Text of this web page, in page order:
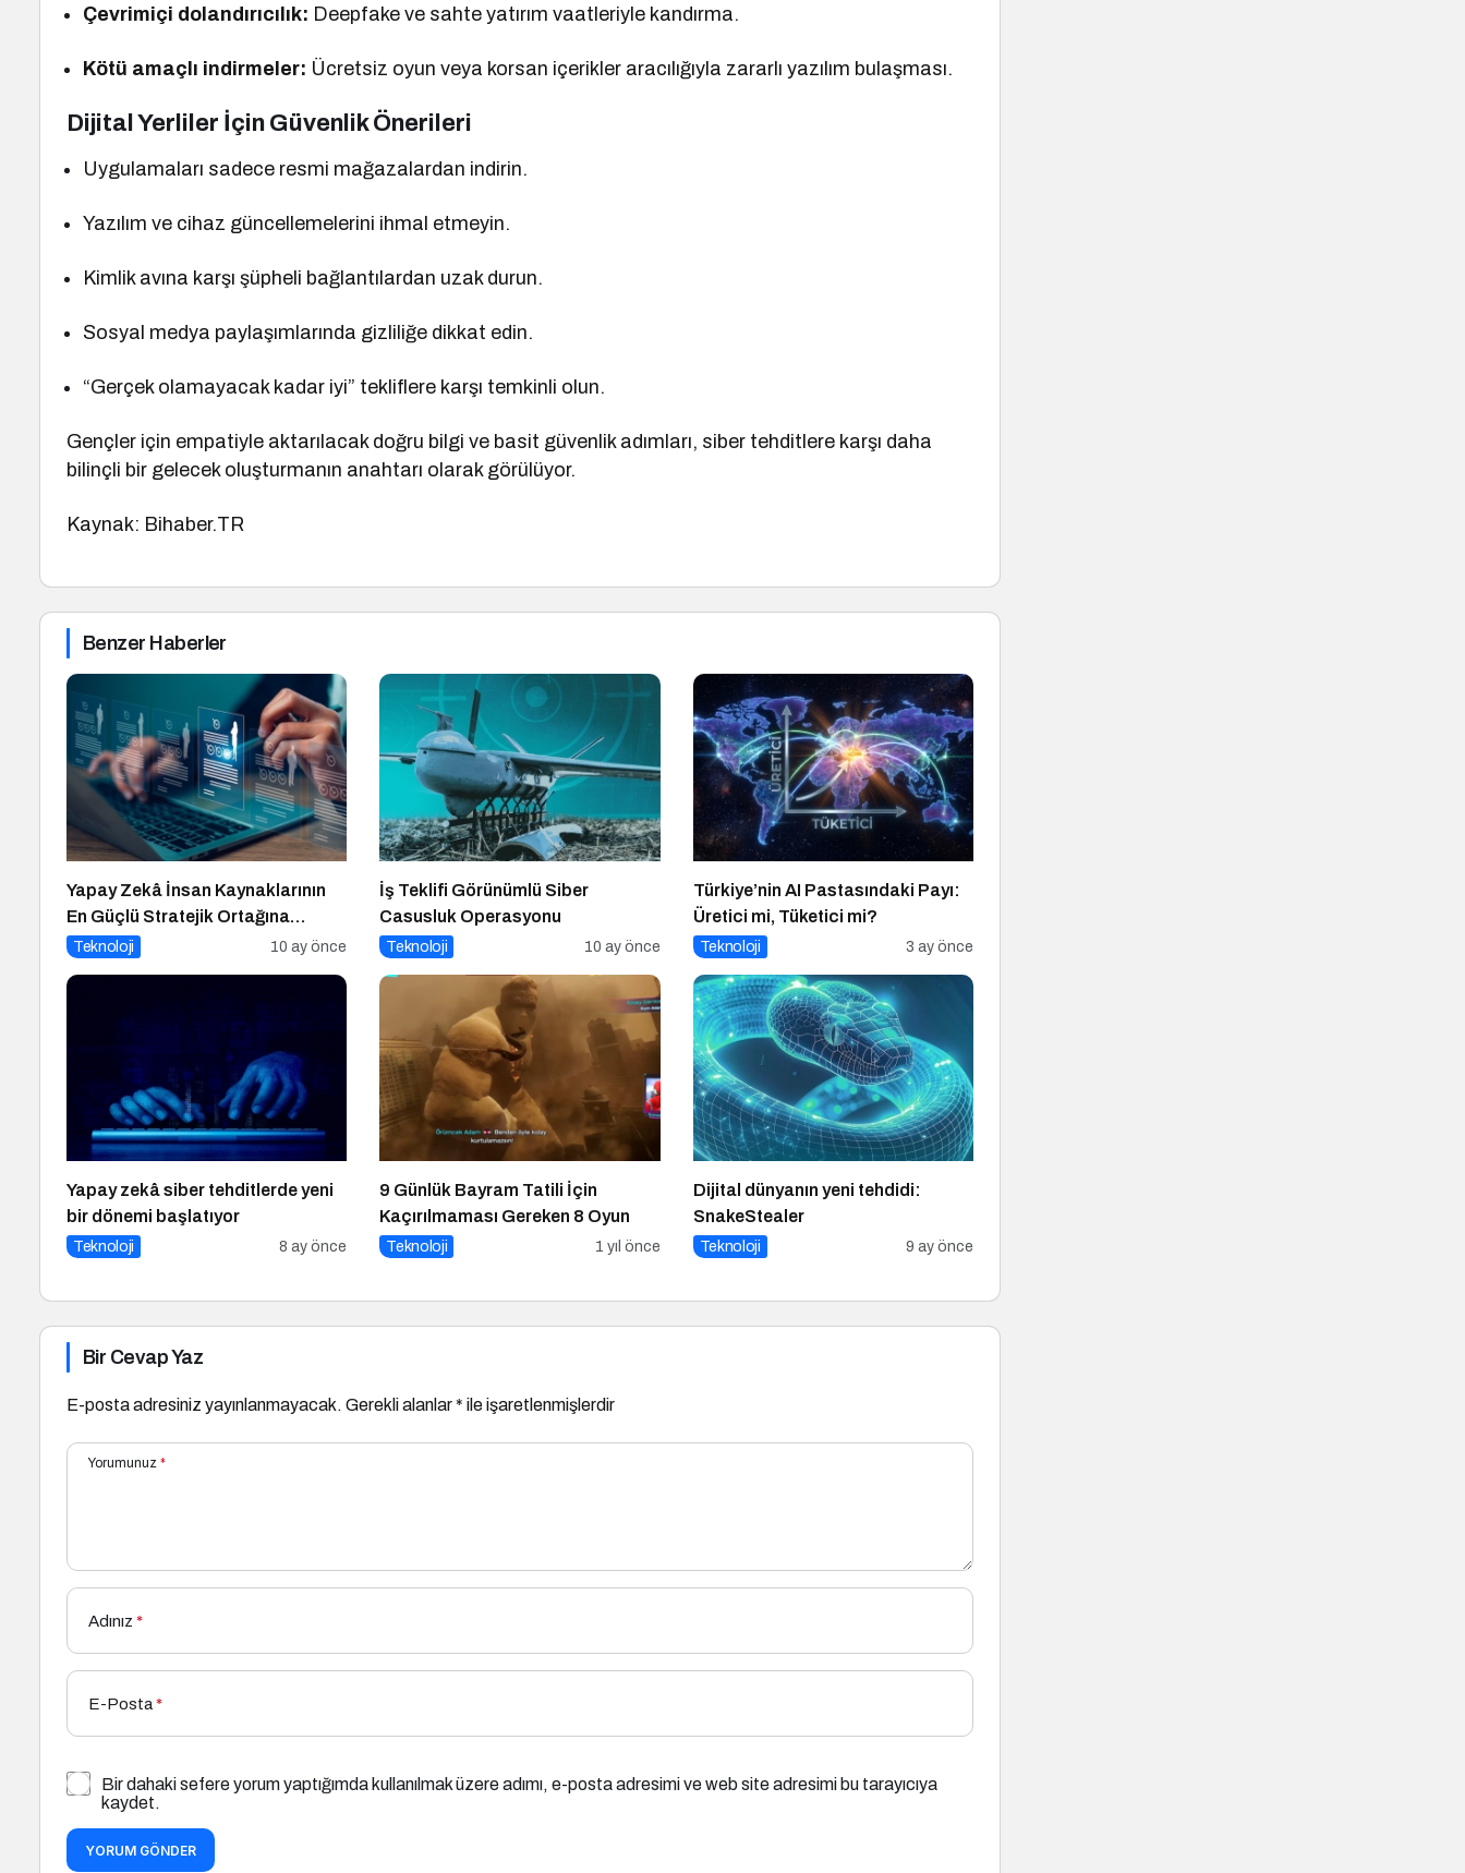
Çevrimiçi dolandırıcılık: Deepfake ve sahte yatırım vaatleriyle kandırma.
Kötü amaçlı indirmeler: Ücretsiz oyun veya korsan içerikler aracılığıyla zararlı yazılım bulaşması.
Dijital Yerliler İçin Güvenlik Önerileri
Uygulamaları sadece resmi mağazalardan indirin.
Yazılım ve cihaz güncellemelerini ihmal etmeyin.
Kimlik avına karşı şüpheli bağlantılardan uzak durun.
Sosyal medya paylaşımlarında gizliliğe dikkat edin.
“Gerçek olamayacak kadar iyi” tekliflere karşı temkinli olun.
Gençler için empatiyle aktarılacak doğru bilgi ve basit güvenlik adımları, siber tehditlere karşı daha
bilinçli bir gelecek oluşturmanın anahtarı olarak görülüyor.
Kaynak: Bihaber.TR
Benzer Haberler
Yapay Zekâ İnsan Kaynaklarının
En Güçlü Stratejik Ortağına
Dönüşüyor
Teknoloji 10 ay önce
İş Teklifi Görünümlü Siber
Casusluk Operasyonu
Teknoloji 10 ay önce
Türkiye’nin AI Pastasındaki Payı:
Üretici mi, Tüketici mi?
Teknoloji 3 ay önce
Yapay zekâ siber tehditlerde yeni
bir dönemi başlatıyor
Teknoloji 8 ay önce
9 Günlük Bayram Tatili İçin
Kaçırılmaması Gereken 8 Oyun
Teknoloji 1 yıl önce
Dijital dünyanın yeni tehdidi:
SnakeStealer
Teknoloji 9 ay önce
Bir Cevap Yaz
E-posta adresiniz yayınlanmayacak. Gerekli alanlar* ile işaretlenmişlerdir
Yorumunuz *
Adınız *
E-Posta*
Bir dahaki sefere yorum yaptığımda kullanılmak üzere adımı, e-posta adresimi ve web site adresimi bu tarayıcıya
kaydet.
YORUM GÖNDER